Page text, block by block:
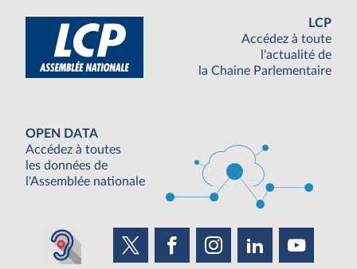
LCP
Accédez à toute
l'actualité de
la Chaine Parlementaire
OPEN DATA
Accédez à toutes
les données de
l'Assemblée nationale